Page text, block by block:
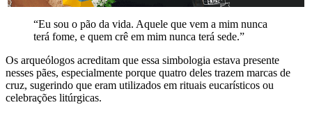
“Eu sou o pão da vida. Aquele que vem a mim nunca
terá fome, e quem crê em mim nunca terá sede.”
Os arqueólogos acreditam que essa simbologia estava presente
nesses pães, especialmente porque quatro deles trazem marcas de
cruz, sugerindo que eram utilizados em rituais eucarísticos ou
celebrações litúrgicas.